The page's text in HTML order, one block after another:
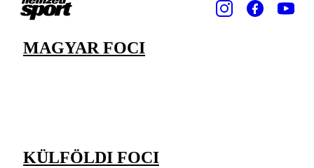
MAGYAR FOCI
KÜLFÖLDI FOCI